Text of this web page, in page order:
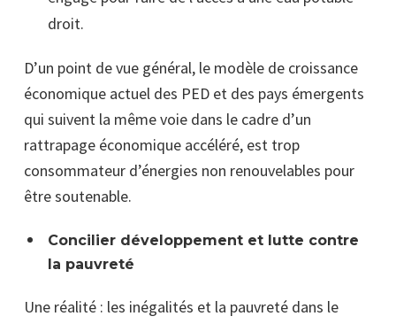
droit.
D’un point de vue général, le modèle de croissance
économique actuel des PED et des pays émergents
qui suivent la même voie dans le cadre d’un
rattrapage économique accéléré, est trop
consommateur d’énergies non renouvelables pour
être soutenable.
Concilier développement et lutte contre
la pauvreté
Une réalité : les inégalités et la pauvreté dans le